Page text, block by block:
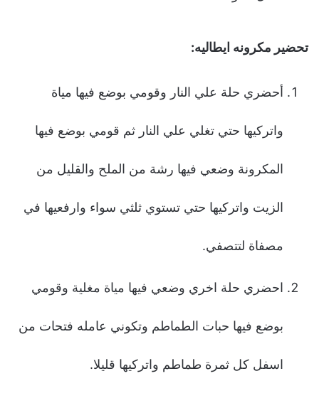
تحضير مكرونه ايطاليه:
أحضري حلة علي النار وقومي بوضع فيها مياة
واتركيها حتي تغلي علي النار ثم قومي بوضع فيها
المكرونة وضعي فيها رشة من الملح والقليل من
الزيت واتركيها حتي تستوي ثلثي سواء وارفعيها في
مصفاة لتتصفي.
احضري حلة اخري وضعي فيها مياة مغلية وقومي
بوضع فيها حبات الطماطم وتكوني عامله فتحات من
اسفل كل ثمرة طماطم واتركيها قليلا.